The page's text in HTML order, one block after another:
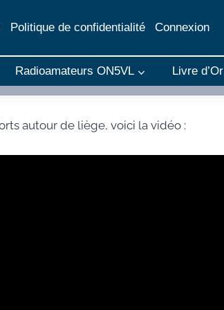
Politique de confidentialité Connexion
Radioamateurs ON5VL Livre d’Or
autour de liège, voici la vidéo :